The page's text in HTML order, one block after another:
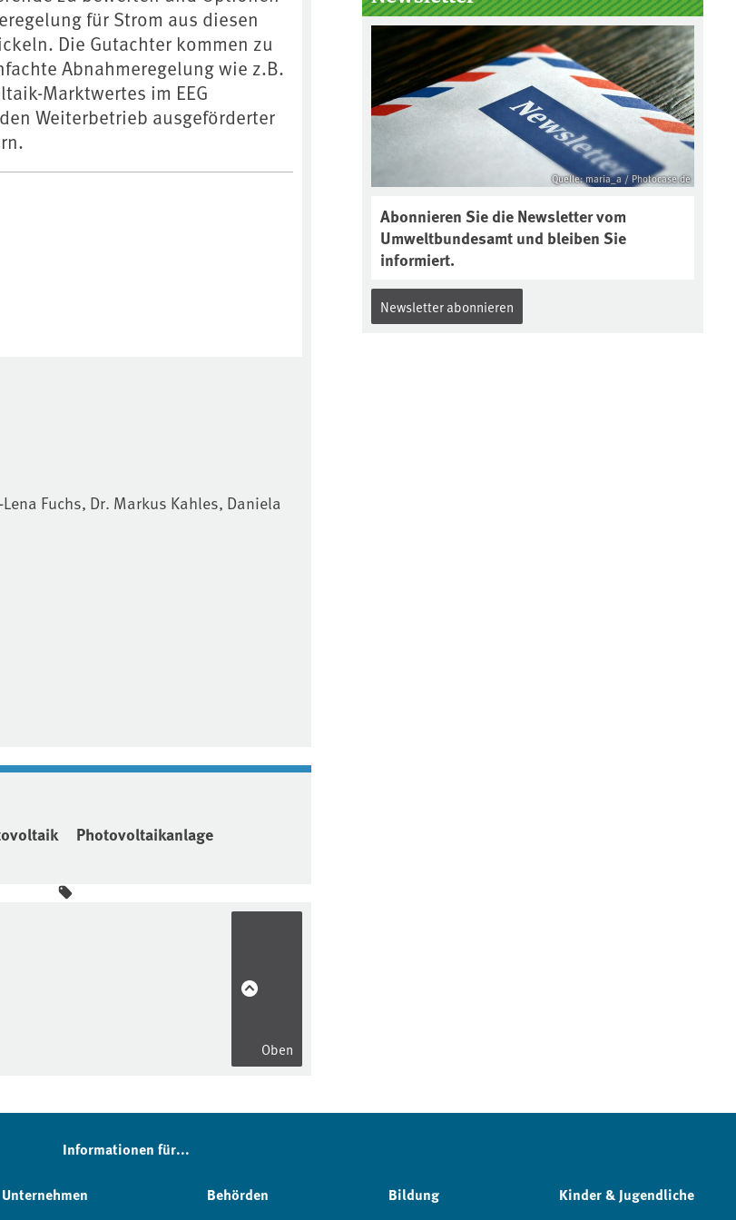
für Strom aus diesen
Die Gutachter kommen zu
Abnahmeregelung wie z.B.
Marktwertes im EEG
Weiterbetrieb ausgeförderter
Fuchs, Dr. Markus Kahles, Daniela
Photovoltaikanlage
Boden des Jahres ausgewählt und
was passiert eigentlich während
eines solchen Bodenjahres? Infos
dazu gibt es im aktuellen Podcast
„Soilcast“. Jetzt reinhören:
https://soilcast.de/interview/sc20
2-interview-die-kuer-der-krume/
Quelle: maria_a / Photocase.de
Abonnieren Sie die Newsletter vom
Umweltbundesamt und bleiben Sie
informiert.
Newsletter abonnieren
Oben
Informationen für...
Unternehmen Behörden Bildung Kinder & Jugendliche